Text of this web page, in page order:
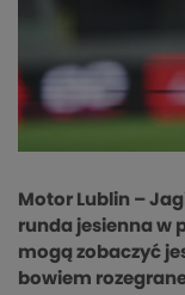
Motor Lublin –
runda jesienna w
mogą zobaczyć
bowiem